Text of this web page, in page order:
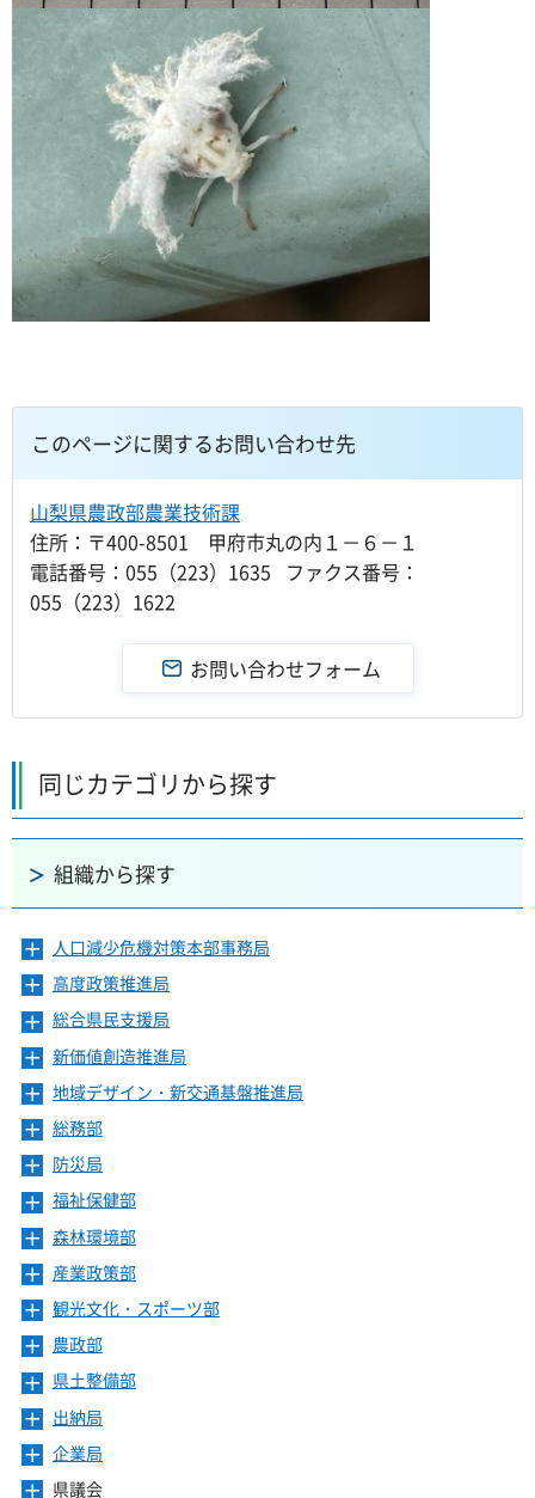
このページに関するお問い合わせ先
山梨県農政部農業技術課
住所：〒400-8501 甲府市丸の内１－６－１
電話番号：055（223）1635 ファクス番号：
055（223）1622
同じカテゴリから探す
組織から探す
メ
ニ
ュ
ー
を
開
き
ま
す
人口減少危機対策本部事務局
メ
ニ
ュ
ー
を
開
き
ま
す
高度政策推進局
メ
ニ
ュ
ー
を
開
き
ま
す
総合県民支援局
メ
ニ
ュ
ー
を
開
き
ま
す
新価値創造推進局
メ
ニ
ュ
ー
開
き
ま
す
地域デザイン・新交通基盤推進局
メ
ニ
ュ
ー
を
開
き
ま
す
総務部
メ
ニ
ュ
ー
を
開
き
ま
す
防災局
メ
ニ
ュ
ー
を
開
き
ま
す
福祉保健部
メ
ニ
ュ
ー
を
開
き
ま
す
森林環境部
メ
ニ
ュ
ー
開
き
ま
す
産業政策部
メ
ニ
ュ
ー
を
開
き
ま
す
観光文化・スポーツ部
メ
ニ
ュ
ー
を
開
き
農政部
メ
ニ
ュ
ー
を
県土整備部
メ
ニ
ュ
ー
出納局
メ
ニ
企業局
メ
県議会